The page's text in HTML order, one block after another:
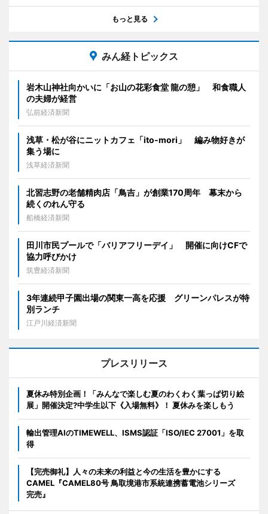
もっと見る
みん経トピックス
岩木山神社向かいに「お山の花彩食堂 龍の憩」 和食職人
の夫婦が経営
弘前経済新聞
浅草・松が谷にニットカフェ「ito-mori」 編み物好きが
集う場に
浅草経済新聞
北習志野の老舗精肉店「鳥吉」が創業170周年 幕末から
続くのれん守る
船橋経済新聞
田川市民プールで「バリアフリーデイ」 開催に向けCFで
協力呼びかけ
筑豊経済新聞
3年連続甲子園出場の関東一高を応援 グリーンパレスが特
別ランチ
江戸川経済新聞
プレスリリース
夏休み特別企画！「みんなで楽しむ夏のわくわく葉っぱ切り絵
展」開催決定?中学生以下《入場無料》！ 夏休みを楽しもう
輸出管理AIのTIMEWELL、ISMS認証「ISO/IEC 27001」を取
得
【完売御礼】人々の未来の利益と今の生活を豊かにする
CAMEL『CAMEL80号 鳥取境港市系統連携蓄電池シリーズ
完売』